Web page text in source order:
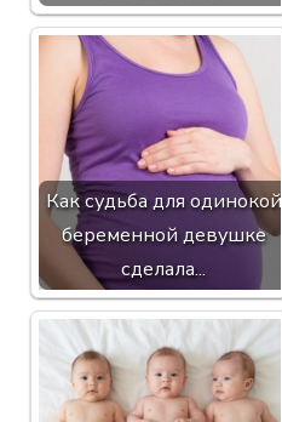
Как судьба для одинокой
беременной девушке
сделала...